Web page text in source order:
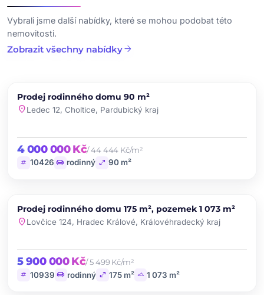
Zobrazit všechny nabídkyarrow_forward
Vybrali jsme další nabídky, které se mohou podobat této
nemovitosti.
PRODEJ
Prodej rodinného domu 90 m²
location_onLedec 12, Choltice, Pardubický kraj
4 000 000 Kč/ 44 444 Kč/m²
tag 10426 chair rodinný open_in_full 90 m²
PRODEJ favorite
Prodej rodinného domu 175 m², pozemek 1 073 m²
location_onLovčice 124, Hradec Králové, Královéhradecký kraj
5 900 000 Kč/ 5 499 Kč/m²
tag 10939 chair rodinný open_in_full 175 m² landscape 1 073 m²